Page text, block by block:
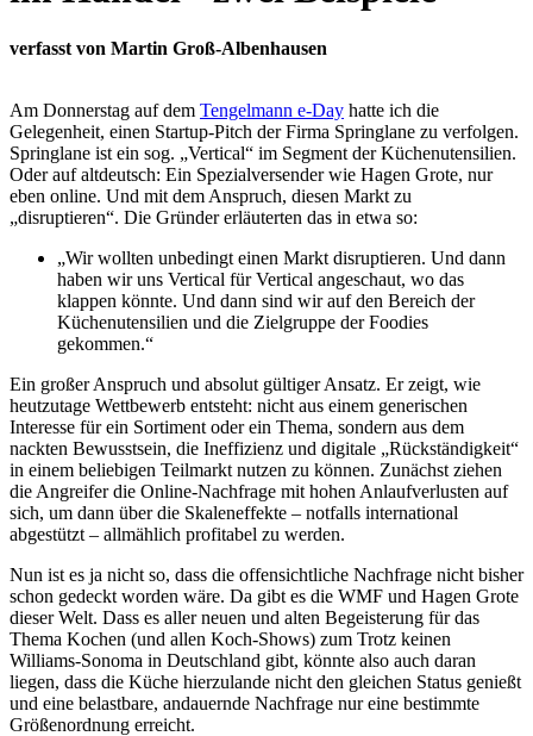
verfasst von Martin Groß-Albenhausen
Am Donnerstag auf dem Tengelmann e-Day hatte ich die
Gelegenheit, einen Startup-Pitch der Firma Springlane zu verfolgen.
Springlane ist ein sog. „Vertical“ im Segment der Küchenutensilien.
Oder auf altdeutsch: Ein Spezialversender wie Hagen Grote, nur
eben online. Und mit dem Anspruch, diesen Markt zu
„disruptieren“. Die Gründer erläuterten das in etwa so:
„Wir wollten unbedingt einen Markt disruptieren. Und dann
haben wir uns Vertical für Vertical angeschaut, wo das
klappen könnte. Und dann sind wir auf den Bereich der
Küchenutensilien und die Zielgruppe der Foodies
gekommen.“
Ein großer Anspruch und absolut gültiger Ansatz. Er zeigt, wie
heutzutage Wettbewerb entsteht: nicht aus einem generischen
Interesse für ein Sortiment oder ein Thema, sondern aus dem
nackten Bewusstsein, die Ineffizienz und digitale „Rückständigkeit“
in einem beliebigen Teilmarkt nutzen zu können. Zunächst ziehen
die Angreifer die Online-Nachfrage mit hohen Anlaufverlusten auf
sich, um dann über die Skaleneffekte – notfalls international
abgestützt – allmählich profitabel zu werden.
Nun ist es ja nicht so, dass die offensichtliche Nachfrage nicht bisher
schon gedeckt worden wäre. Da gibt es die WMF und Hagen Grote
dieser Welt. Dass es aller neuen und alten Begeisterung für das
Thema Kochen (und allen Koch-Shows) zum Trotz keinen
Williams-Sonoma in Deutschland gibt, könnte also auch daran
liegen, dass die Küche hierzulande nicht den gleichen Status genießt
und eine belastbare, andauernde Nachfrage nur eine bestimmte
Größenordnung erreicht.